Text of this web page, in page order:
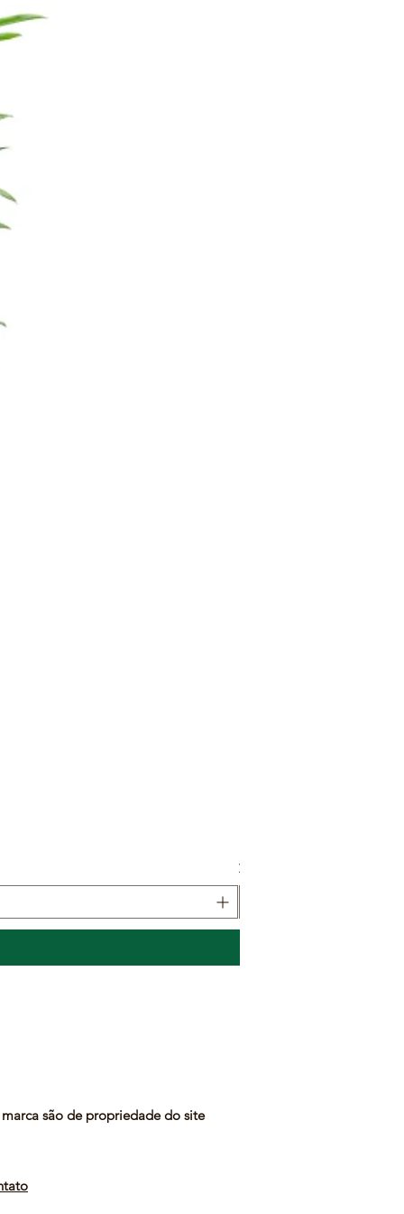
Veja como entregamos
são de propriedade do site